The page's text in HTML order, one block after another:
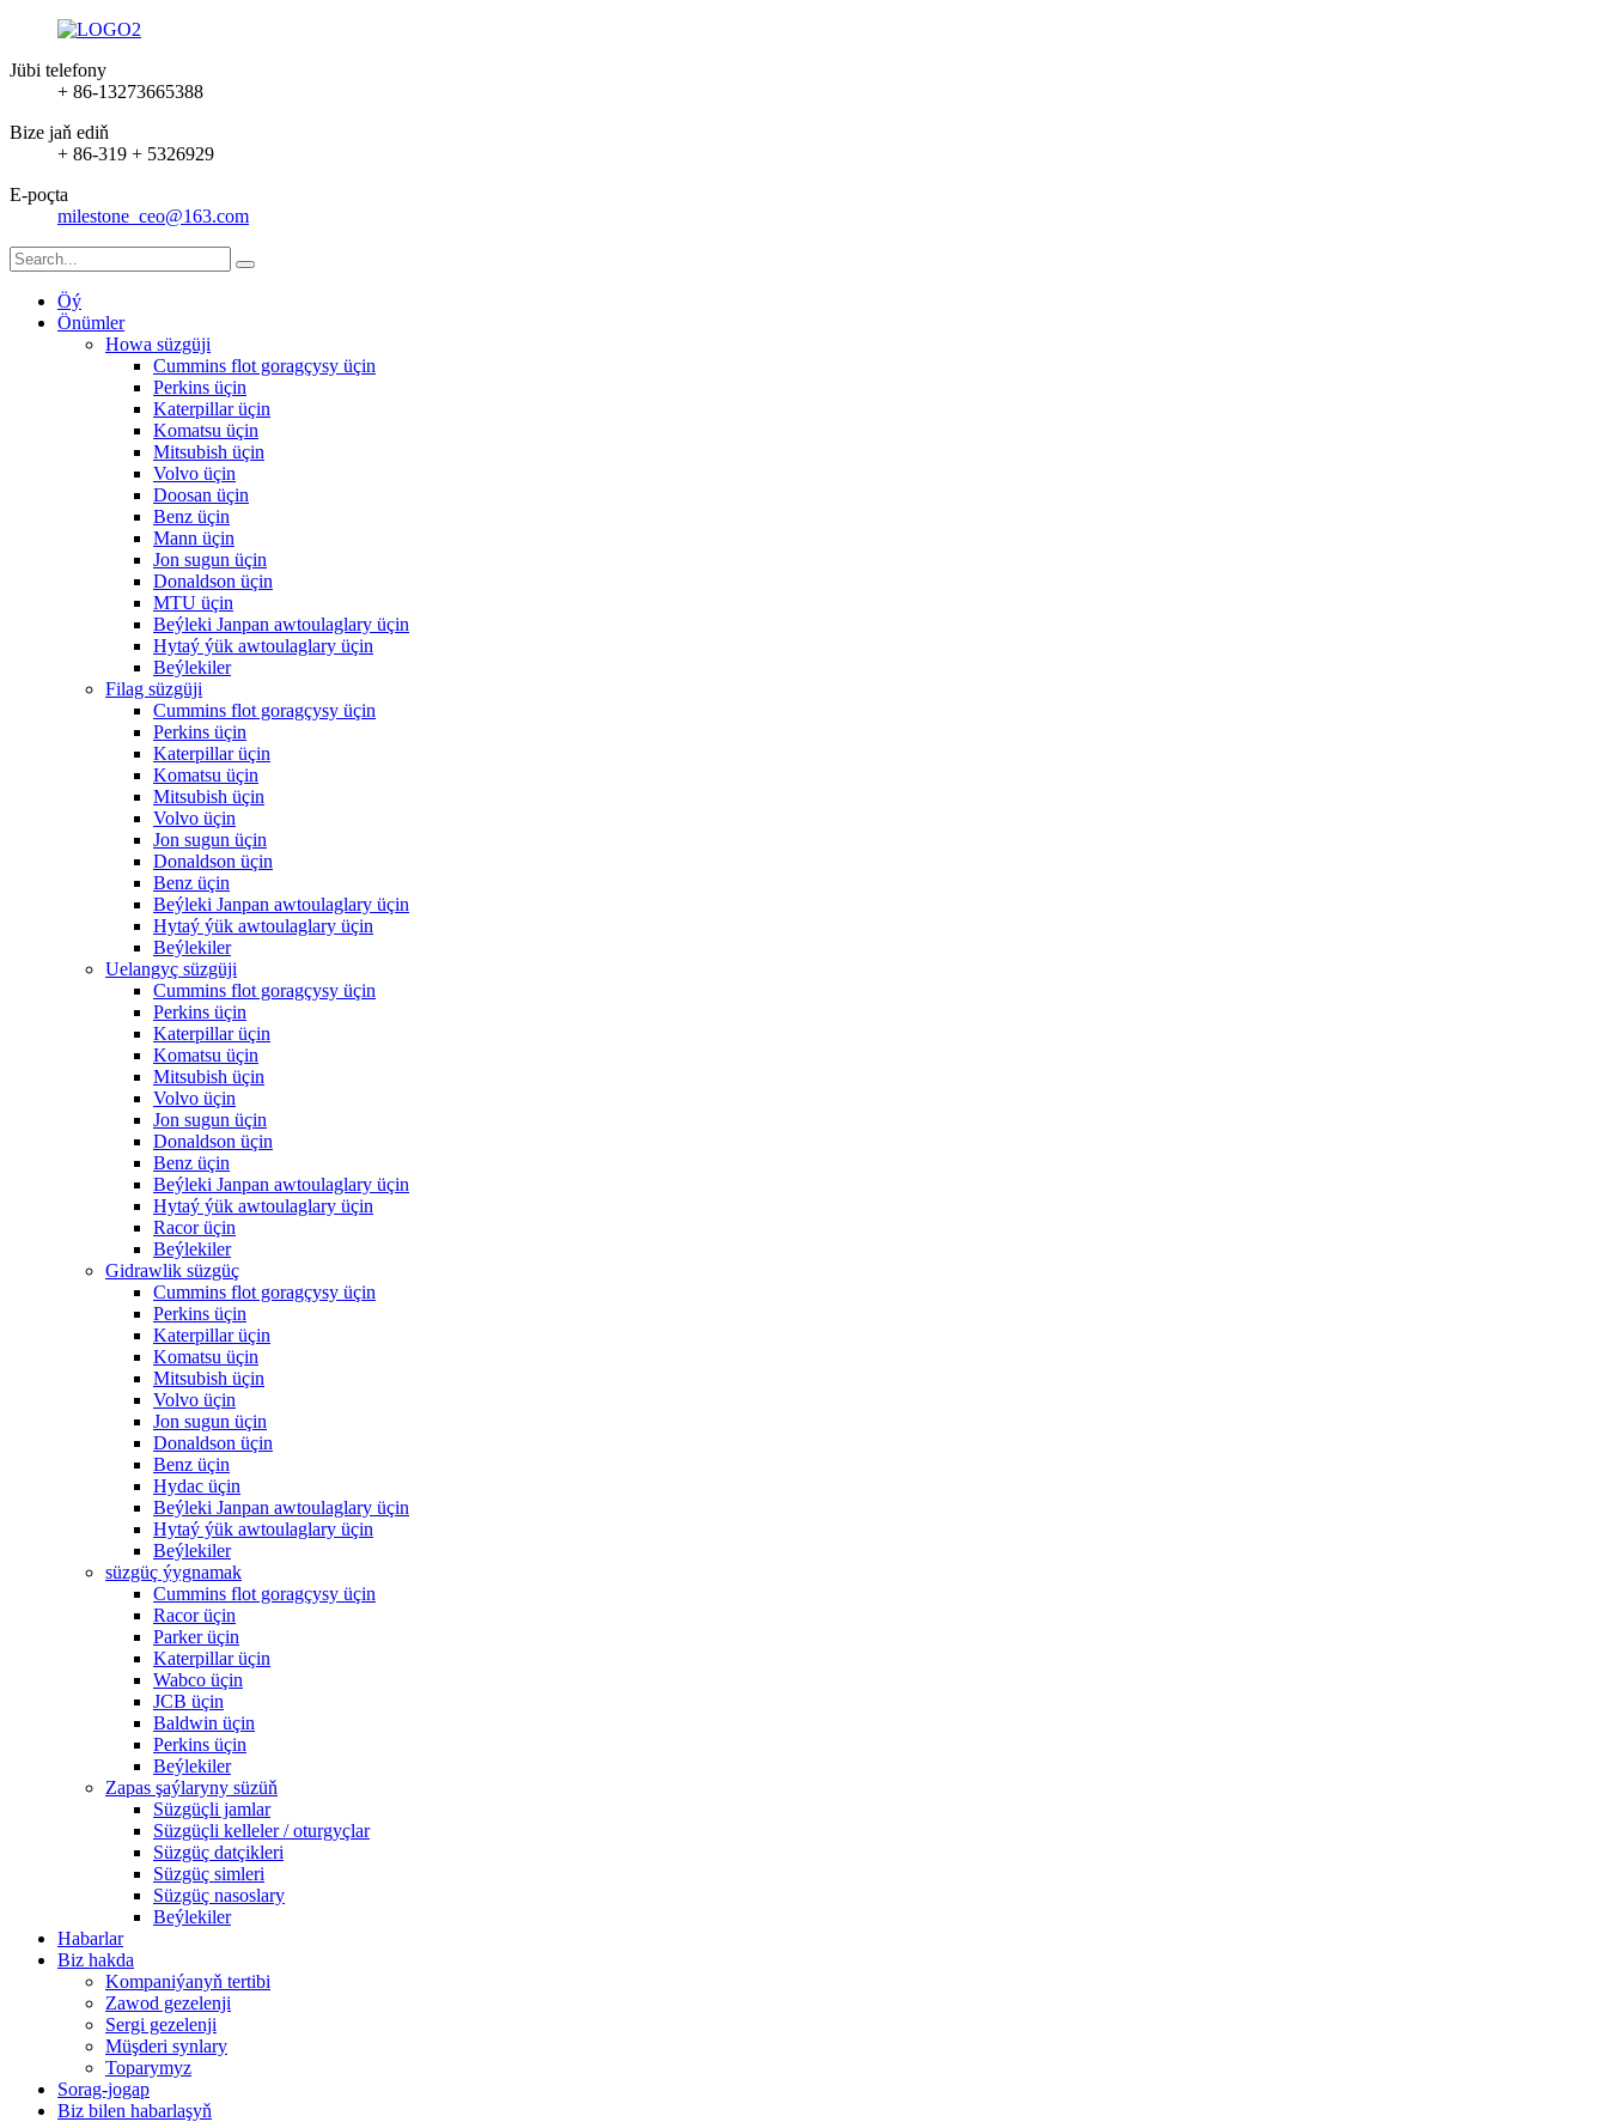
Jübi telefony
+ 86-13273665388
Bize jaň ediň
+ 86-319 + 5326929
E-poçta
milestone_ceo@163.com
Öý
Önümler
Howa süzgüji
Cummins flot goragçysy üçin
Perkins üçin
Katerpillar üçin
Komatsu üçin
Mitsubish üçin
Volvo üçin
Doosan üçin
Benz üçin
Mann üçin
Jon sugun üçin
Donaldson üçin
MTU üçin
Beýleki Janpan awtoulaglary üçin
Hytaý ýük awtoulaglary üçin
Beýlekiler
Filag süzgüji
Cummins flot goragçysy üçin
Perkins üçin
Katerpillar üçin
Komatsu üçin
Mitsubish üçin
Volvo üçin
Jon sugun üçin
Donaldson üçin
Benz üçin
Beýleki Janpan awtoulaglary üçin
Hytaý ýük awtoulaglary üçin
Beýlekiler
Uelangyç süzgüji
Cummins flot goragçysy üçin
Perkins üçin
Katerpillar üçin
Komatsu üçin
Mitsubish üçin
Volvo üçin
Jon sugun üçin
Donaldson üçin
Benz üçin
Beýleki Janpan awtoulaglary üçin
Hytaý ýük awtoulaglary üçin
Racor üçin
Beýlekiler
Gidrawlik süzgüç
Cummins flot goragçysy üçin
Perkins üçin
Katerpillar üçin
Komatsu üçin
Mitsubish üçin
Volvo üçin
Jon sugun üçin
Donaldson üçin
Benz üçin
Hydac üçin
Beýleki Janpan awtoulaglary üçin
Hytaý ýük awtoulaglary üçin
Beýlekiler
süzgüç ýygnamak
Cummins flot goragçysy üçin
Racor üçin
Parker üçin
Katerpillar üçin
Wabco üçin
JCB üçin
Baldwin üçin
Perkins üçin
Beýlekiler
Zapas şaýlaryny süzüň
Süzgüçli jamlar
Süzgüçli kelleler / oturgyçlar
Süzgüç datçikleri
Süzgüç simleri
Süzgüç nasoslary
Beýlekiler
Habarlar
Biz hakda
Kompaniýanyň tertibi
Zawod gezelenji
Sergi gezelenji
Müşderi synlary
Toparymyz
Sorag-jogap
Biz bilen habarlaşyň